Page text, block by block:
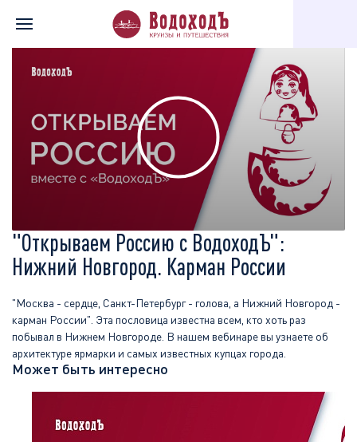
Главная Информация о компании Видео о круизах
"Открываем Россию с ВодоходЪ":
Нижний Новгород. Карман России
"Москва - сердце, Санкт-Петербург - голова, а Нижний Новгород -
карман России". Эта пословица известна всем, кто хоть раз
побывал в Нижнем Новгороде. В нашем вебинаре вы узнаете об
архитектуре ярмарки и самых известных купцах города.
Может быть интересно